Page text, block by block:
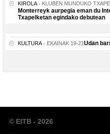
KIROLA KLUBEN MUNDUKO
Monterreyk aurpegia eman du
Txapelketan egindako debutean
KULTURA EKAINAK 19-21Udan
© EITB - 2026